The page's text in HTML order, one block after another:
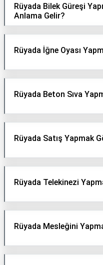
Rüyada Bilek Güreşi
Anlama Gelir?
Rüyada İğne Oyası
Rüyada Beton Sıva
Rüyada Satış Yapmak
Rüyada Telekinezi
Rüyada Mesleğini